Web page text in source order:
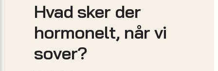
Hvad sker der
hormonelt, når vi
sover?